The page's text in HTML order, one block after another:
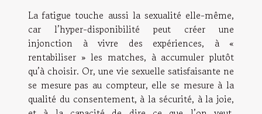
La fatigue touche aussi la sexualité elle-même,
car l’hyper-disponibilité peut créer une
injonction à vivre des expériences, à «
rentabiliser » les matches, à accumuler plutôt
qu’à choisir. Or, une vie sexuelle satisfaisante ne
se mesure pas au compteur, elle se mesure à la
qualité du consentement, à la sécurité, à la joie,